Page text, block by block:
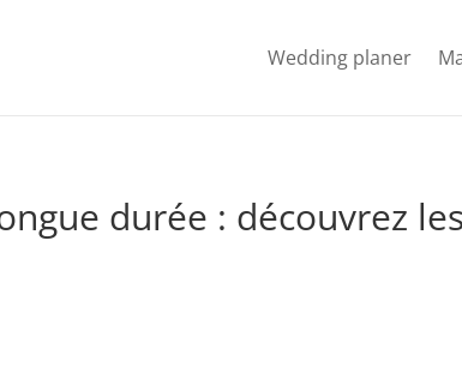
Wedding planer
durée : découvrez